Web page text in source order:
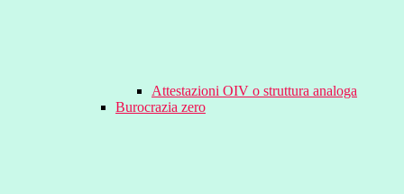
Attestazioni OIV o struttura analoga
Burocrazia zero